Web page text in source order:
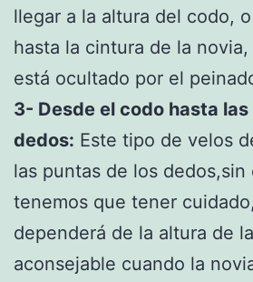
llegar a la altura del codo,
hasta la cintura de la
está ocultado por el
3- Desde el codo hasta
dedos: Este tipo de velos
las puntas de los dedos,sin
tenemos que tener
dependerá de la altura de
aconsejable cuando la